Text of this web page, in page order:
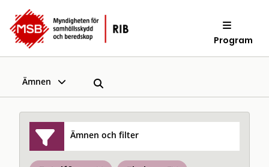
Program
Ämnen
Ämnen och filter